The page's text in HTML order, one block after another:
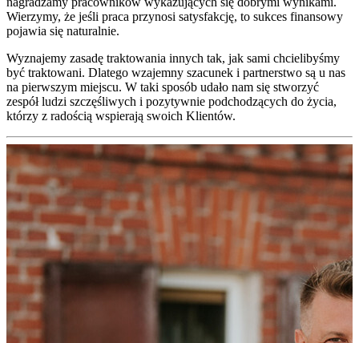
Wierzymy, że jeśli praca przynosi satysfakcję, to sukces finansowy
pojawia się naturalnie.
Wyznajemy zasadę traktowania innych tak, jak sami chcielibyśmy
być traktowani. Dlatego wzajemny szacunek i partnerstwo są u nas
na pierwszym miejscu. W taki sposób udało nam się stworzyć
zespół ludzi szczęśliwych i pozytywnie podchodzących do życia,
którzy z radością wspierają swoich Klientów.